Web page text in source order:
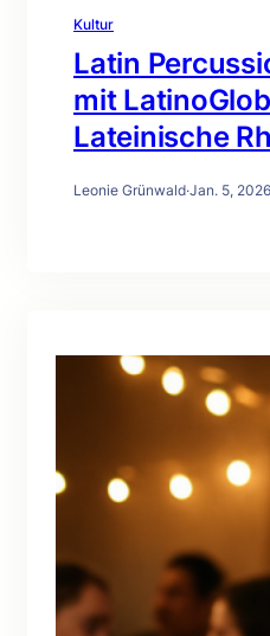
Kultur
Latin
mit
Lateinische
Leonie Grünwald·Jan. 5, 2026